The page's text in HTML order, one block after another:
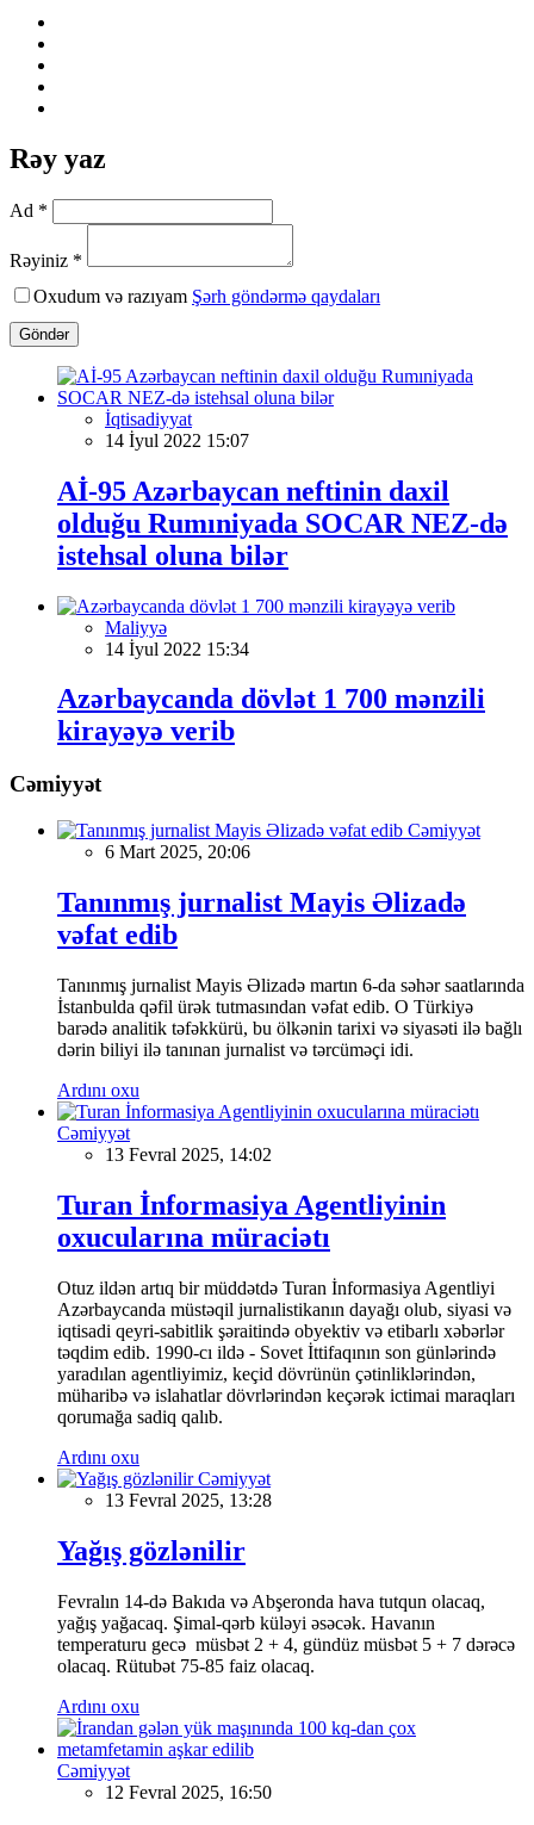
Rəy yaz
Ad *
Rəyiniz *
Oxudum və razıyam Şərh göndərmə qaydaları
Göndər
İqtisadiyyat
14 İyul 2022 15:07
Aİ-95 Azərbaycan neftinin daxil
olduğu Rumıniyada SOCAR NEZ-də
istehsal oluna bilər
Maliyyə
14 İyul 2022 15:34
Azərbaycanda dövlət 1 700 mənzili
kirayəyə verib
Cəmiyyət
Cəmiyyət
6 Mart 2025, 20:06
Tanınmış jurnalist Mayis Əlizadə
vəfat edib
Tanınmış jurnalist Mayis Əlizadə martın 6-da səhər saatlarında
İstanbulda qəfil ürək tutmasından vəfat edib. O Türkiyə
barədə analitik təfəkkürü, bu ölkənin tarixi və siyasəti ilə bağlı
dərin biliyi ilə tanınan jurnalist və tərcüməçi idi.
Ardını oxu
Cəmiyyət
13 Fevral 2025, 14:02
Turan İnformasiya Agentliyinin
oxucularına müraciətı
Otuz ildən artıq bir müddətdə Turan İnformasiya Agentliyi
Azərbaycanda müstəqil jurnalistikanın dayağı olub, siyasi və
iqtisadi qeyri-sabitlik şəraitində obyektiv və etibarlı xəbərlər
təqdim edib. 1990-cı ildə - Sovet İttifaqının son günlərində
yaradılan agentliyimiz, keçid dövrünün çətinliklərindən,
müharibə və islahatlar dövrlərindən keçərək ictimai maraqları
qorumağa sadiq qalıb.
Ardını oxu
Cəmiyyət
13 Fevral 2025, 13:28
Yağış gözlənilir
Fevralın 14-də Bakıda və Abşeronda hava tutqun olacaq,
yağış yağacaq. Şimal-qərb küləyi əsəcək. Havanın
temperaturu gecə müsbət 2 + 4, gündüz müsbət 5 + 7 dərəcə
olacaq. Rütubət 75-85 faiz olacaq.
Ardını oxu
Cəmiyyət
12 Fevral 2025, 16:50